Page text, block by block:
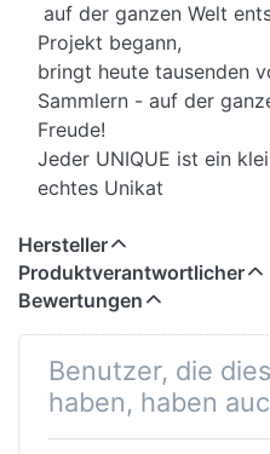
auf der ganzen Welt
Projekt begann,
bringt heute tausenden
Sammlern - auf der
Freude!
Jeder UNIQUE ist ein
echtes Unikat
Hersteller
Produktverantwortlicher
Bewertungen
Benutzer, die
haben, haben